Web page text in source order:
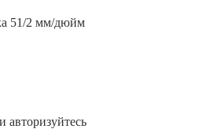
51/2 мм/дюйм
авторизуйтесь